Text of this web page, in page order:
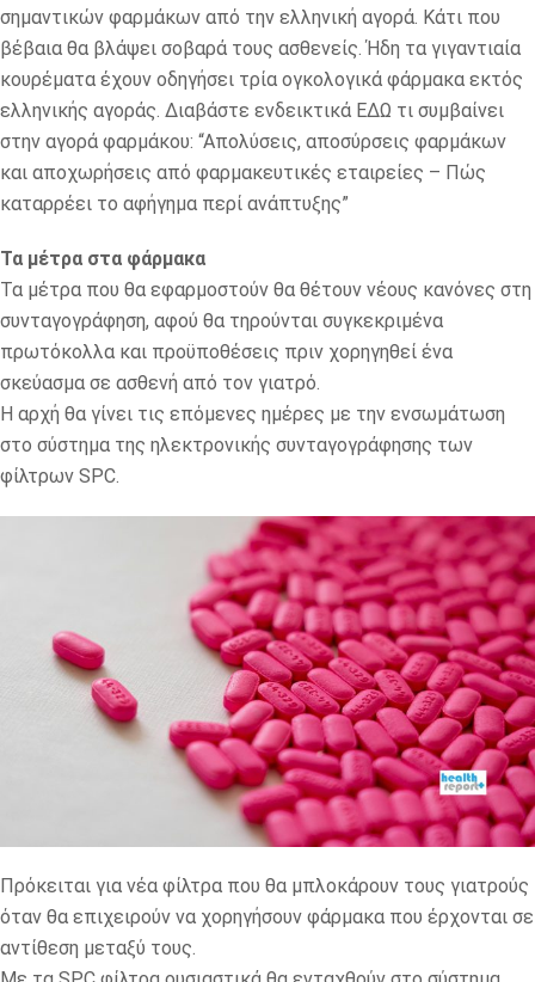
σημαντικών φαρμάκων από την ελληνική αγορά. Κάτι που
βέβαια θα βλάψει σοβαρά τους ασθενείς. Ήδη τα γιγαντιαία
κουρέματα έχουν οδηγήσει τρία ογκολογικά φάρμακα εκτός
ελληνικής αγοράς. Διαβάστε ενδεικτικά ΕΔΩ τι συμβαίνει
στην αγορά φαρμάκου: “Απολύσεις, αποσύρσεις φαρμάκων
και αποχωρήσεις από φαρμακευτικές εταιρείες – Πώς
καταρρέει το αφήγημα περί ανάπτυξης”
Τα μέτρα στα φάρμακα
Τα μέτρα που θα εφαρμοστούν θα θέτουν νέους κανόνες στη
συνταγογράφηση, αφού θα τηρούνται συγκεκριμένα
πρωτόκολλα και προϋποθέσεις πριν χορηγηθεί ένα
σκεύασμα σε ασθενή από τον γιατρό.
Η αρχή θα γίνει τις επόμενες ημέρες με την ενσωμάτωση
στο σύστημα της ηλεκτρονικής συνταγογράφησης των
φίλτρων SPC.
Πρόκειται για νέα φίλτρα που θα μπλοκάρουν τους γιατρούς
όταν θα επιχειρούν να χορηγήσουν φάρμακα που έρχονται σε
αντίθεση μεταξύ τους.